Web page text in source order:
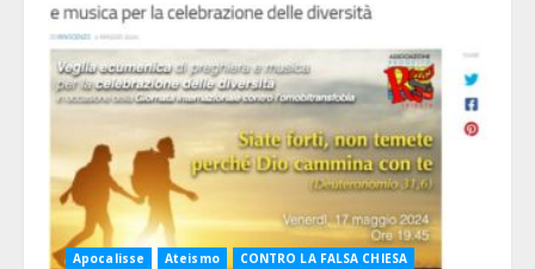
Apocalisse Ateismo
CONTRO LA FALSA CHIESA